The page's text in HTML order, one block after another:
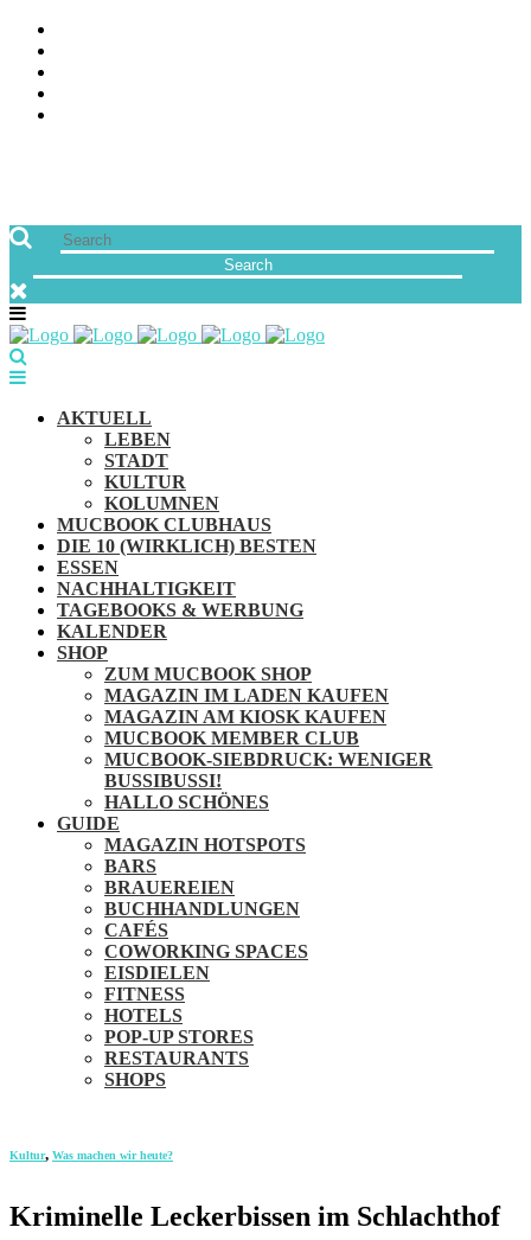
AKTUELL
LEBEN
STADT
KULTUR
KOLUMNEN
MUCBOOK CLUBHAUS
DIE 10 (WIRKLICH) BESTEN
ESSEN
NACHHALTIGKEIT
TAGEBOOKS & WERBUNG
KALENDER
SHOP
ZUM MUCBOOK SHOP
MAGAZIN IM LADEN KAUFEN
MAGAZIN AM KIOSK KAUFEN
MUCBOOK MEMBER CLUB
MUCBOOK-SIEBDRUCK: WENIGER
BUSSIBUSSI!
HALLO SCHÖNES
GUIDE
MAGAZIN HOTSPOTS
BARS
BRAUEREIEN
BUCHHANDLUNGEN
CAFÉS
COWORKING SPACES
EISDIELEN
FITNESS
HOTELS
POP-UP STORES
RESTAURANTS
SHOPS
Kultur, Was machen wir heute?
Kriminelle Leckerbissen im Schlachthof